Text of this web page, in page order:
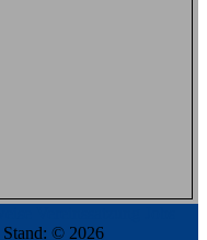
Stand: © 2026